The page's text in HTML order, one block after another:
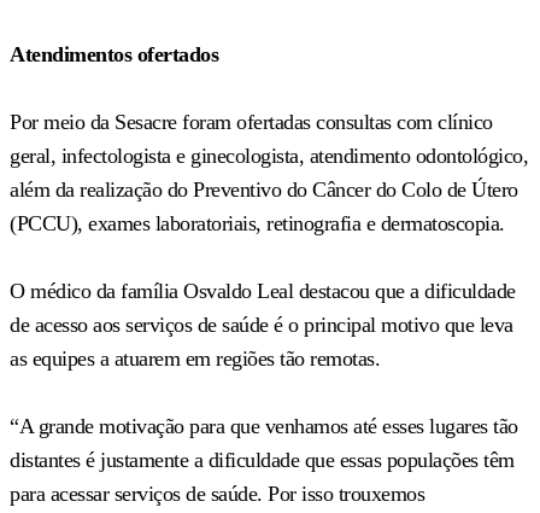
Atendimentos ofertados
Por meio da Sesacre foram ofertadas consultas com clínico
geral, infectologista e ginecologista, atendimento odontológico,
além da realização do Preventivo do Câncer do Colo de Útero
(PCCU), exames laboratoriais, retinografia e dermatoscopia.
O médico da família Osvaldo Leal destacou que a dificuldade
de acesso aos serviços de saúde é o principal motivo que leva
as equipes a atuarem em regiões tão remotas.
“A grande motivação para que venhamos até esses lugares tão
distantes é justamente a dificuldade que essas populações têm
para acessar serviços de saúde. Por isso trouxemos